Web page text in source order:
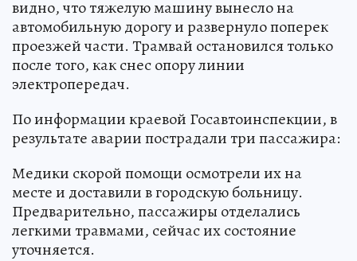
видно, что тяжелую машину вынесло на
автомобильную дорогу и развернуло поперек
проезжей части. Трамвай остановился только
после того, как снес опору линии
электропередач.
По информации краевой Госавтоинспекции, в
результате аварии пострадали три пассажира:
Медики скорой помощи осмотрели их на
месте и доставили в городскую больницу.
Предварительно, пассажиры отделались
легкими травмами, сейчас их состояние
уточняется.